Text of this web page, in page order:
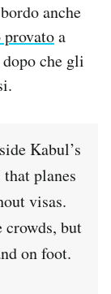
anche
provatoa
che gli
Kabul’s
planes
visas.
but
on foot.